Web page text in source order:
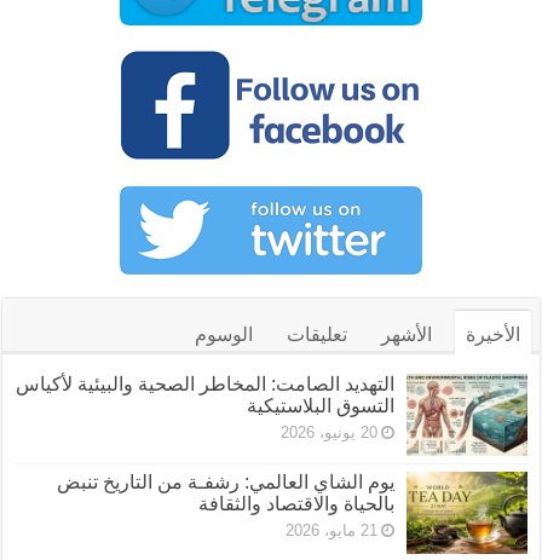
الأخيرة الأشهر تعليقات الوسوم
التهديد الصامت: المخاطر الصحية والبيئية لأكياس
التسوق البلاستيكية
20 يونيو، 2026
يوم الشاي العالمي: رشفـة من التاريخ تنبض
بالحياة والاقتصاد والثقافة
21 مايو، 2026